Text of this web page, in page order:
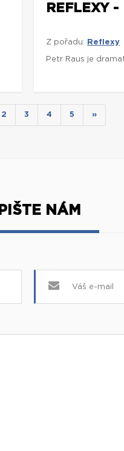
REFLEXY -
Z pořadu: Reflexy
Petr Raus je
2 3 4 5 »
NÁM